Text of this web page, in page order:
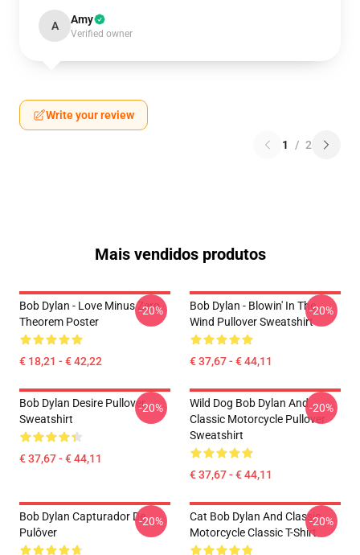
A Amy
Verified owner
Write your review
1 / 2
Mais vendidos produtos
Bob Dylan - Love Minus Zero
Theorem Poster
€ 18,21 - € 42,22
-20%
Bob Dylan - Blowin' In The
Wind Pullover Sweatshirt
€ 37,67 - € 44,11
-20%
Bob Dylan Desire Pullover
Sweatshirt
€ 37,67 - € 44,11
-20%
Wild Dog Bob Dylan And
Classic Motorcycle Pullover
Sweatshirt
€ 37,67 - € 44,11
-20%
Bob Dylan Capturador De
Pulôver
-20%
Cat Bob Dylan And Classic
Motorcycle Classic T-Shirt
-20%